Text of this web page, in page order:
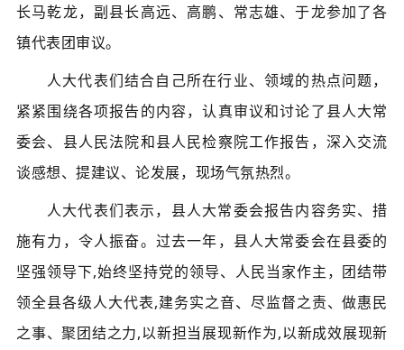
长马乾龙，副县长高远、高鹏、常志雄、于龙参加了各
镇代表团审议。
人大代表们结合自己所在行业、领域的热点问题，
紧紧围绕各项报告的内容，认真审议和讨论了县人大常
委会、县人民法院和县人民检察院工作报告，深入交流
谈感想、提建议、论发展，现场气氛热烈。
人大代表们表示，县人大常委会报告内容务实、措
施有力，令人振奋。过去一年，县人大常委会在县委的
坚强领导下,始终坚持党的领导、人民当家作主，团结带
领全县各级人大代表,建务实之音、尽监督之责、做惠民
之事、聚团结之力,以新担当展现新作为,以新成效展现新